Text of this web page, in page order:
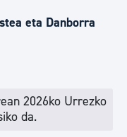
eta Danborra
2026ko Urrezko
da.